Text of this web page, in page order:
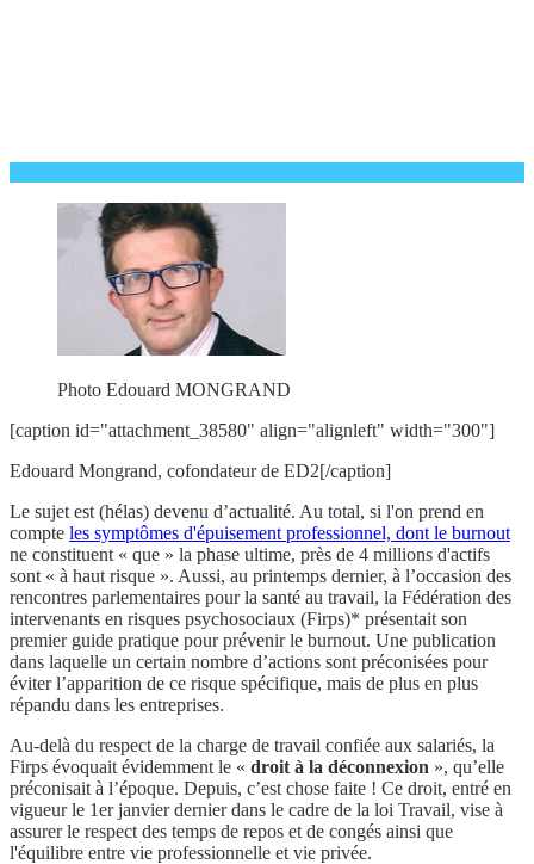
Photo Edouard MONGRAND
[caption id="attachment_38580" align="alignleft" width="300"]
Edouard Mongrand, cofondateur de ED2[/caption]
Le sujet est (hélas) devenu d’actualité. Au total, si l'on prend en
compte les symptômes d'épuisement professionnel, dont le burnout
ne constituent « que » la phase ultime, près de 4 millions d'actifs
sont « à haut risque ». Aussi, au printemps dernier, à l’occasion des
rencontres parlementaires pour la santé au travail, la Fédération des
intervenants en risques psychosociaux (Firps)* présentait son
premier guide pratique pour prévenir le burnout. Une publication
dans laquelle un certain nombre d’actions sont préconisées pour
éviter l’apparition de ce risque spécifique, mais de plus en plus
répandu dans les entreprises.
Au-delà du respect de la charge de travail confiée aux salariés, la
Firps évoquait évidemment le « droit à la déconnexion », qu’elle
préconisait à l’époque. Depuis, c’est chose faite ! Ce droit, entré en
vigueur le 1er janvier dernier dans le cadre de la loi Travail, vise à
assurer le respect des temps de repos et de congés ainsi que
l'équilibre entre vie professionnelle et vie privée.